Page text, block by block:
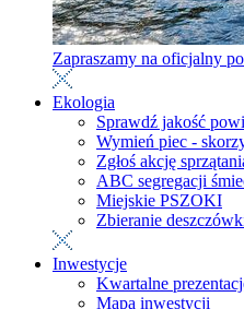
Zapraszamy na oficjalny
Ekologia
Sprawdź jakość
Wymień piec -
Zgłoś akcję
ABC segregacji
Miejskie PSZOKI
Zbieranie
Inwestycje
Kwartalne
Mapa inwestycji